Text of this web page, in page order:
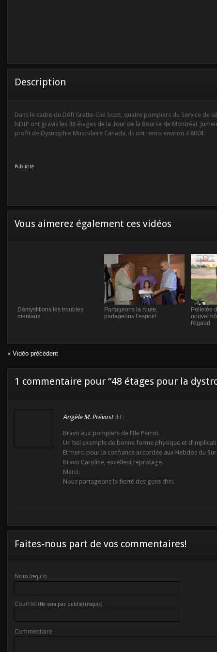
Description
Dans le cadre du Défi Gratte-Ciel Scott, quatre pompiers du Service de
NDIP ont gravis les 48 étages de la Tour de la Bourse de Montréal.
profit de Dystrophie Musculaire Canada, ils ont remis environ 4 600$.
Publicité
Vous aimerez également ces vidéos
Démystifions les troubles
mentaux
Partageons la route,
partageons l’espoir!
Pelletée
nouvel
Rigaud
« Vidéo précédent
1 commentaire pour “48 étages pour la
Angèle M. Prévost dit :
Bravo aux pompiers de l’Ile Perrot.
Un bel exemple de bonne forme physique et
Et merci pour la confiance accordée aux Hebdos du
Bravo Caroline, excellent reprotage.
Merci.
Nous partageons la fierté des gens d’ici.
Faites-nous part de vos commentaires!
Nom (requis)
Courriel (Ne sera pas publié) (requis)
Commentaire